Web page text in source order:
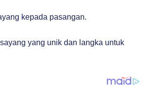
kepada pasangan.
yang unik dan langka untuk